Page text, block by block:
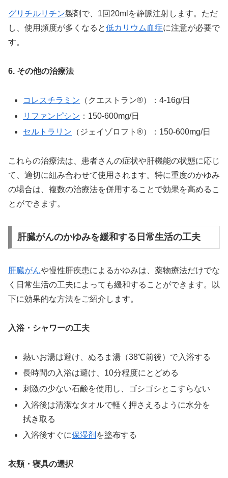
グリチルリチン製剤で、1回20mlを静脈注射します。ただ
し、使用頻度が多くなると低カリウム血症に注意が必要で
す。
6. その他の治療法
コレスチラミン （クエストラン®）：4-16g/日
リファンピシン ：150-600mg/日
セルトラリン （ジェイゾロフト®）：150-600mg/日
これらの治療法は、患者さんの症状や肝機能の状態に応じ
て、適切に組み合わせて使用されます。特に重度のかゆみ
の場合は、複数の治療法を併用することで効果を高めるこ
とができます。
肝臓がんのかゆみを緩和する日常生活の工夫
肝臓がんや慢性肝疾患によるかゆみは、薬物療法だけでな
く日常生活の工夫によっても緩和することができます。以
下に効果的な方法をご紹介します。
入浴・シャワーの工夫
熱いお湯は避け、ぬるま湯（38℃前後）で入浴する
長時間の入浴は避け、10分程度にとどめる
刺激の少ない石鹸を使用し、ゴシゴシとこすらない
入浴後は清潔なタオルで軽く押さえるように水分を
拭き取る
入浴後すぐに保湿剤 を塗布する
衣類・寝具の選択